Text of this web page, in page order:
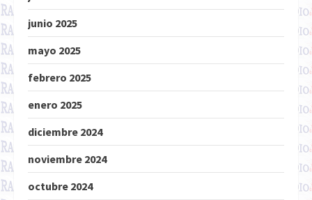
junio 2025
mayo 2025
febrero 2025
enero 2025
diciembre 2024
noviembre 2024
octubre 2024